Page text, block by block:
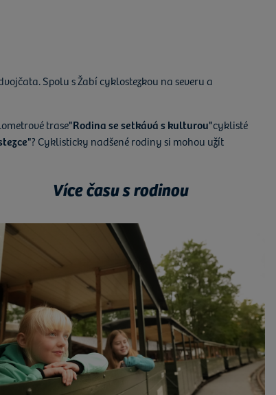
Spolu s Žabí cyklostezkou na severu a
trase"Rodina se setkává s kulturou"cyklisté
? Cyklisticky nadšené rodiny si mohou užít
Více času s rodinou